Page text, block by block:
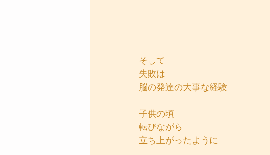
そして
失敗は
脳の発達の大事な経験
子供の頃
転びながら
立ち上がったように